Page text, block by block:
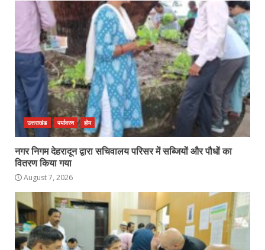
उत्तराखंड पर्यावरण होम
नगर निगम देहरादून द्वारा सचिवालय परिसर में सब्जियों और पौधों का
वितरण किया गया
August 7, 2026